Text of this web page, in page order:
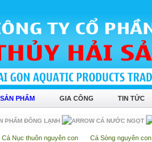
PHẨM GIA CÔNG TIN TỨC
PHẨM ĐÔNG LẠNH CÁ NƯỚC NGỌT
Cá Nục thuôn nguyên con Cá Sòng nguyên con